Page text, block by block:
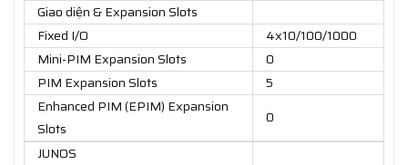
Giao diện & Expansion Slots
Fixed I/O
4x10/100/1000
Mini-PIM Expansion Slots
0
PIM Expansion Slots
5
Enhanced PIM (EPIM) Expansion
Slots
0
JUNOS